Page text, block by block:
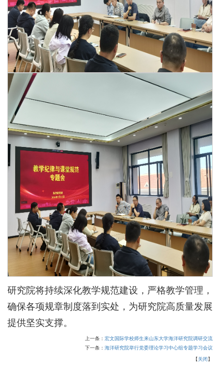
研究院将持续深化教学规范建设，严格教学管理，
确保各项规章制度落到实处，为研究院高质量发展
提供坚实支撑。
上一条： 宏文国际学校师生来山东大学海洋研究院调研交流
下一条： 海洋研究院举行党委理论学习中心组专题学习会议
【关闭】